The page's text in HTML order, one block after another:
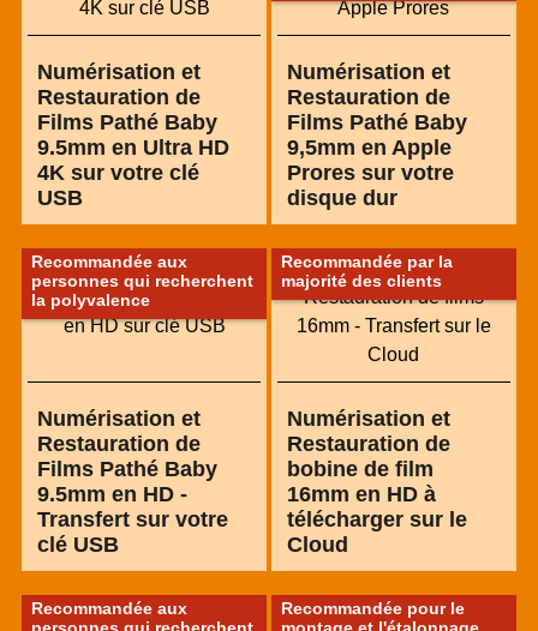
Numérisation et
Restauration de
Films Pathé Baby
9.5mm en Ultra HD
4K sur votre clé
USB
Numérisation et
Restauration de
Films Pathé Baby
9,5mm en Apple
Prores sur votre
disque dur
Recommandée aux
personnes qui recherchent
la polyvalence
Numérisation et
Restauration de
Films Pathé Baby
9.5mm en HD -
Transfert sur votre
clé USB
Recommandée par la
majorité des clients
Numérisation et
Restauration de
bobine de film
16mm en HD à
télécharger sur le
Cloud
Recommandée aux
Recommandée pour le